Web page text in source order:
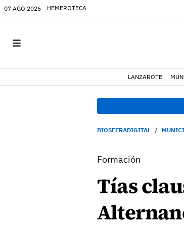
07 AGO 2026 HEMEROTECA
LANZAROTE
BIOSFERADIGITAL
Formación
Tías